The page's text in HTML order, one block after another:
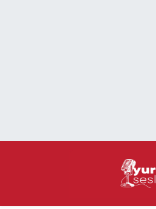
Süper Lig Puan Durumu